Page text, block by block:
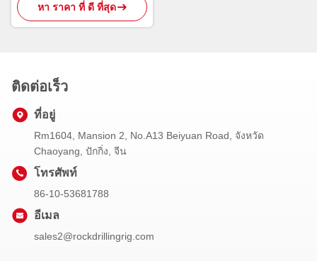
หา ราคา ที่ ดี ที่สุด
ติดต่อเร็ว
ที่อยู่
Rm1604, Mansion 2, No.A13 Beiyuan Road, จังหวัด
Chaoyang, ปักกิ่ง, จีน
โทรศัพท์
86-10-53681788
อีเมล
sales2@rockdrillingrig.com